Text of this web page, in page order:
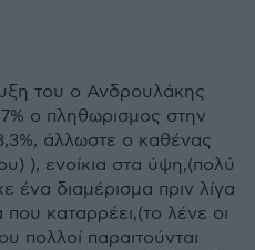
του ο Ανδρουλάκης
ο πληθωρισμος στην
άλλωστε ο καθένας
), ενοίκια στα ύψη,(πολύ
ένα διαμέρισμα πριν λίγα
καταρρέει,(το λένε οι
πολλοί παραιτούνται